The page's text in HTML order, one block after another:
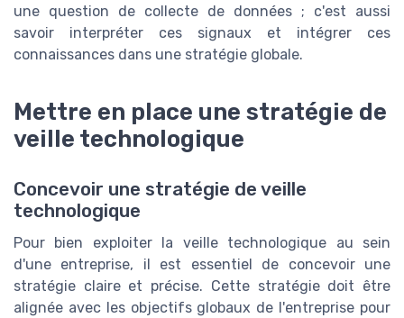
une question de collecte de données ; c'est aussi
savoir interpréter ces signaux et intégrer ces
connaissances dans une stratégie globale.
Mettre en place une stratégie de
veille technologique
Concevoir une stratégie de veille
technologique
Pour bien exploiter la veille technologique au sein
d'une entreprise, il est essentiel de concevoir une
stratégie claire et précise. Cette stratégie doit être
alignée avec les objectifs globaux de l'entreprise pour